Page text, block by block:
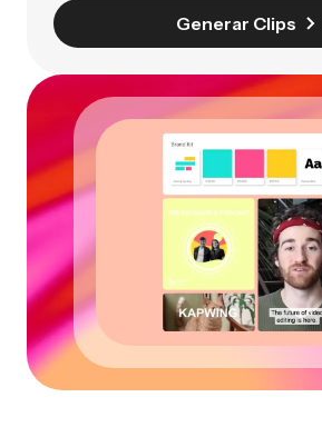
Generar Clips